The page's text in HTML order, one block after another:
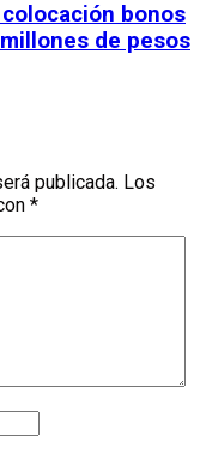
bonos
de pesos
publicada. Los
*